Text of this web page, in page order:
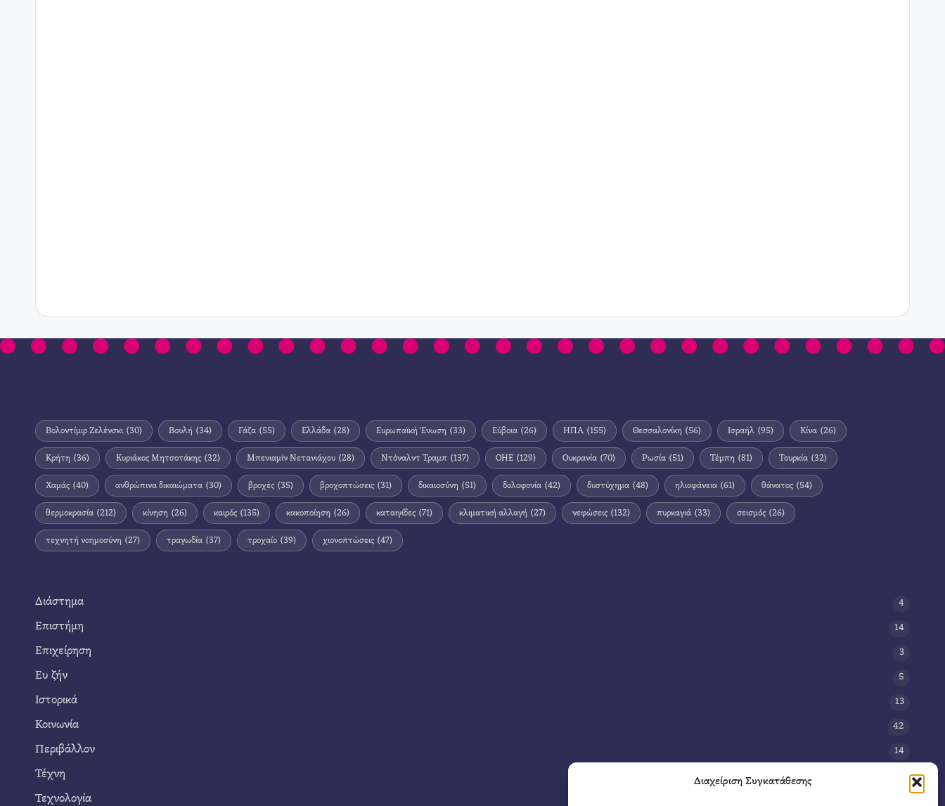
Διαχείριση Συγκατάθεσης
Βολοντίμιρ Ζελένσκι (30) Βουλή (34) Γάζα (55) Ελλάδα (28) Ευρωπαϊκή Ένωση (33) Εύβοια (26) ΗΠΑ (155) Θεσσαλονίκη (56) Ισραήλ (95) Κίνα (26)
Κρήτη (36) Κυριάκος Μητσοτάκης (32) Μπενιαμίν Νετανιάχου (28) Ντόναλντ Τραμπ (137) ΟΗΕ (129) Ουκρανία (70) Ρωσία (51) Τέμπη (81) Τουρκία (32)
Χαμάς (40) ανθρώπινα δικαιώματα (30) βροχές (35) βροχοπτώσεις (31) δικαιοσύνη (51) δολοφονία (42) δυστύχημα (48) ηλιοφάνεια (61) θάνατος (54)
θερμοκρασία (212) κίνηση (26) καιρός (135) κακοποίηση (26) καταιγίδες (71) κλιματική αλλαγή (27) νεφώσεις (132) πυρκαγιά (33) σεισμός (26)
τεχνητή νοημοσύνη (27) τραγωδία (37) τροχαίο (39) χιονοπτώσεις (47)
Διάστημα 4
Επιστήμη 14
Επιχείρηση 3
Ευ ζήν 5
Ιστορικά 13
Κοινωνία 42
Περιβάλλον 14
Τέχνη
Τεχνολογία